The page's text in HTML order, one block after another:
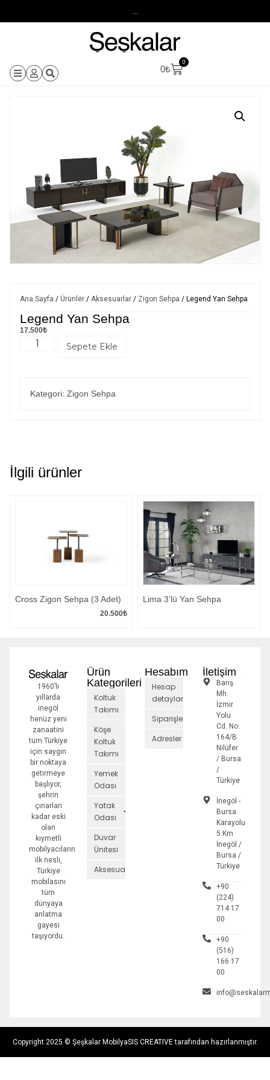
0₺
0
Ana Sayfa / Ürünler / Aksesuarlar / Zigon Sehpa / Legend Yan Sehpa
Legend Yan Sehpa
17.500₺
Sepete Ekle
Kategori: Zigon Sehpa
İlgili ürünler
Cross Zigon Sehpa (3 Adet)
20.500₺
Lima 3’lü Yan Sehpa
1960’lı
yıllarda
inegöl
henüz yeni
zanaatini
tüm Türkiye
için saygın
bir noktaya
getirmeye
başlıyor,
şehrin
çınarları
kadar eski
olan
kıymetli
mobilyacıların
ilk nesli,
Türkiye
mobilasını
tüm
dünyaya
anlatma
gayesi
taşıyordu.
Ürün
Kategorileri
Koltuk
Takımı
Köşe
Koltuk
Takımı
Yemek
Odası
Yatak
Odası
Duvar
Ünitesi
Aksesuarlar
Hesabım
Hesap
detayları
Siparişler
Adresler
İletişim
Barış
Mh.
İzmir
Yolu
Cd. No:
164/B
Nilüfer
/ Bursa
/
Türkiye
İnegöl -
Bursa
Karayolu
5.Km
İnegöl /
Bursa /
Türkiye
+90
(224)
714 17
00
+90
(516)
166 17
00
Copyright 2025 © Şeşkalar MobilyaSIS CREATIVE tarafından hazırlanmıştır.